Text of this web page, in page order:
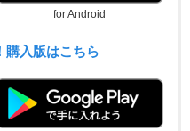
for Android
購入版はこちら